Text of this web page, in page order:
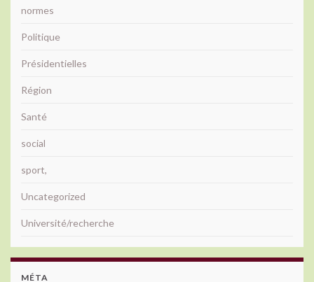
normes
Politique
Présidentielles
Région
Santé
social
sport,
Uncategorized
Université/recherche
MÉTA